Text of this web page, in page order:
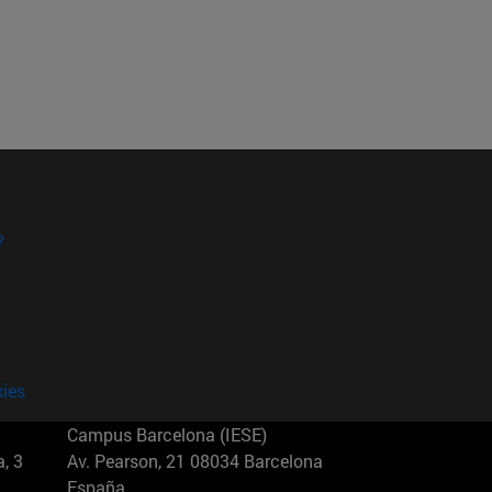
3
Campus Barcelona (IESE)
Av. Pearson, 21 08034 Barcelona
España